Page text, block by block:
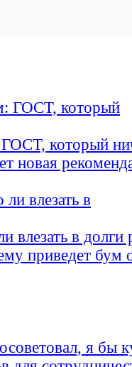
который
новая
влезать в
приведет бум
я бы